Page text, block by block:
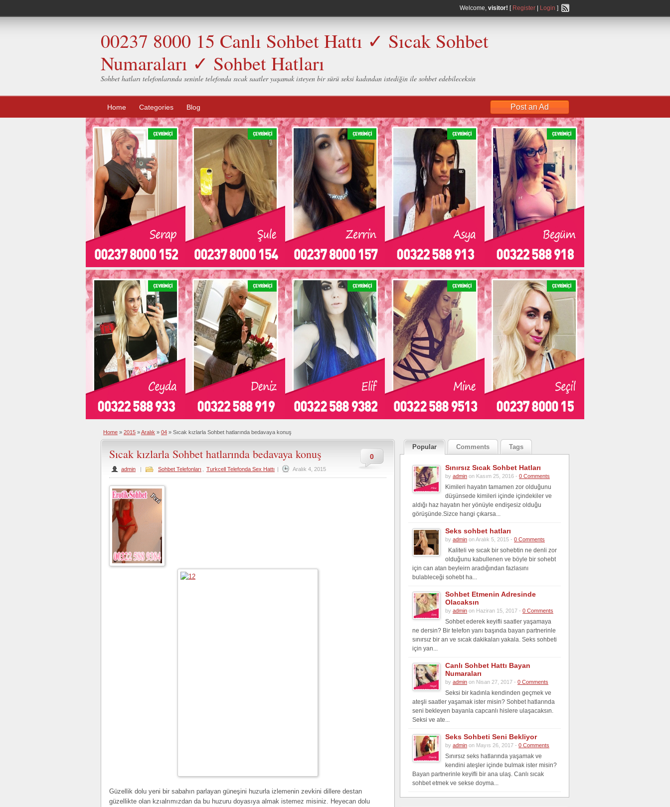
Welcome, visitor! [ Register Login ]
00237 8000 15 Canlı Sohbet Hattı ✓ Sıcak Sohbet
Numaraları ✓ Sohbet Hatları
Sohbet hatları telefonlarında seninle telefonda sıcak saatler yaşamak isteyen bir sürü seksi kadından istediğin ile sohbet edebileceksin
Home Categories Blog Post an Ad
Home » 2015 »Aralık » 04 » Sıcak kızlarla Sohbet hatlarında bedavaya konuş
0
Sıcak kızlarla Sohbet hatlarında bedavaya konuş
admin | Sohbet Telefonları Turkcell Telefonda Sex Hattı | Aralık 4, 2015
Güzellik dolu yeni bir sabahın parlayan güneşini huzurla izlemenin zevkini dillere destan
güzellikte olan kzıalrımızdan da bu huzuru doyasıya almak istemez misiniz. Heyecan dolu
Popular Comments Tags
Sınırsız Sıcak Sohbet Hatları
by admin on Kasım 25, 2016 - 0 Comments
Kimileri hayatın tamamen zor olduğunu
düşünsede kimileri içinde içindekiler ve
aldığı haz hayatın her yönüyle endişesiz olduğu
görüşünde.Sizce hangi çıkarsa...
Seks sohbet hatları
by admin on Aralık 5, 2015 - 0 Comments
Kaliteli ve sıcak bir sohebtin ne denli zor
olduğunu kabullenen ve böyle bir sohebt
için can atan beyleirn aradığından fazlasını
bulableceği sohebt ha...
Sohbet Etmenin Adresinde
Olacaksın
by admin on Haziran 15, 2017 - 0 Comments
Sohbet ederek keyifli saatler yaşamaya
ne dersin? Bir telefon yanı başında bayan partnerinle
sınırsız bir an ve sıcak dakikaları yakala. Seks sohbeti
için yan...
Canlı Sohbet Hattı Bayan
Numaraları
by admin on Nisan 27, 2017 - 0 Comments
Seksi bir kadınla kendinden geçmek ve
ateşli saatler yaşamak ister misin? Sohbet hatlarında
seni bekleyen bayanla capcanlı hislere ulaşacaksın.
Seksi ve ate...
Seks Sohbeti Seni Bekliyor
by admin on Mayıs 26, 2017 - 0 Comments
Sınırsız seks hatlarında yaşamak ve
kendini ateşler içinde bulmak ister misin?
Bayan partnerinle keyifli bir ana ulaş. Canlı sıcak
sohbet etmek ve sekse doyma...